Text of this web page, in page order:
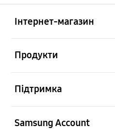
Інтернет-магазин
Продукти
Підтримка
Samsung Account